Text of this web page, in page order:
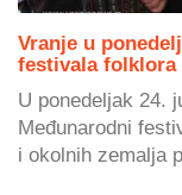
Vranje u
festivala folklora
U ponedeljak 24.
Međunarodni
i okolnih zemalja